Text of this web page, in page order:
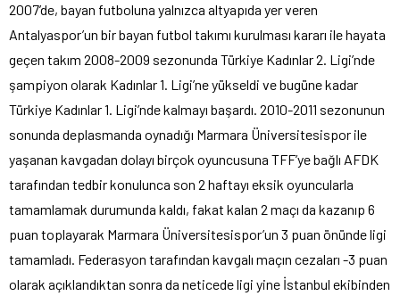
2007’de, bayan futboluna yalnızca altyapıda yer veren
Antalyaspor’un bir bayan futbol takımı kurulması kararı ile hayata
geçen takım 2008-2009 sezonunda Türkiye Kadınlar 2. Ligi’nde
şampiyon olarak Kadınlar 1. Ligi’ne yükseldi ve bugüne kadar
Türkiye Kadınlar 1. Ligi’nde kalmayı başardı. 2010-2011 sezonunun
sonunda deplasmanda oynadığı Marmara Üniversitesispor ile
yaşanan kavgadan dolayı birçok oyuncusuna TFF’ye bağlı AFDK
tarafından tedbir konulunca son 2 haftayı eksik oyuncularla
tamamlamak durumunda kaldı, fakat kalan 2 maçı da kazanıp 6
puan toplayarak Marmara Üniversitesispor’un 3 puan önünde ligi
tamamladı. Federasyon tarafından kavgalı maçın cezaları -3 puan
olarak açıklandıktan sonra da neticede ligi yine İstanbul ekibinden